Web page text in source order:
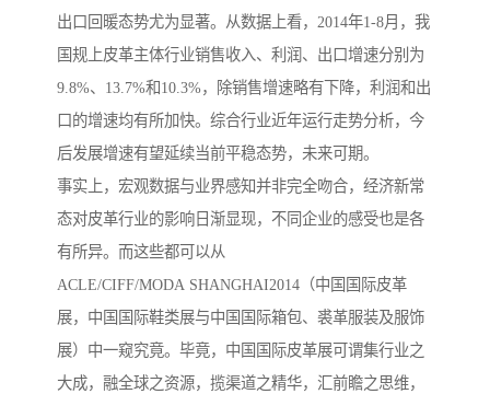
出口回暖态势尤为显著。从数据上看，2014年1-8月，我
国规上皮革主体行业销售收入、利润、出口增速分别为
9.8%、13.7%和10.3%，除销售增速略有下降，利润和出
口的增速均有所加快。综合行业近年运行走势分析，今
后发展增速有望延续当前平稳态势，未来可期。
事实上，宏观数据与业界感知并非完全吻合，经济新常
态对皮革行业的影响日渐显现，不同企业的感受也是各
有所异。而这些都可以从
ACLE/CIFF/MODA SHANGHAI2014（中国国际皮革
展，中国国际鞋类展与中国国际箱包、裘革服装及服饰
展）中一窥究竟。毕竟，中国国际皮革展可谓集行业之
大成，融全球之资源，揽渠道之精华，汇前瞻之思维，